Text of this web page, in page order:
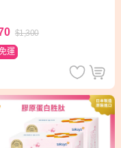
$1,300
運